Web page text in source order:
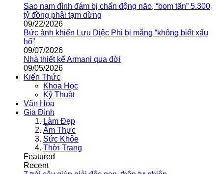
Sao nam đình đám bị chấn động não, “bom tấn” 5.300
tỷ đồng phải tạm dừng
09/22/2026
Bức ảnh khiến Lưu Diệc Phi bị mắng “không biết xấu
hổ”
09/07/2026
Nhà thiết kế Armani qua đời
09/05/2026
Kiến Thức
Khoa Học
Kỹ Thuật
Văn Hóa
Gia Đình
Làm Đẹp
Ẩm Thực
Sức Khỏe
Thời Trang
Featured
Recent